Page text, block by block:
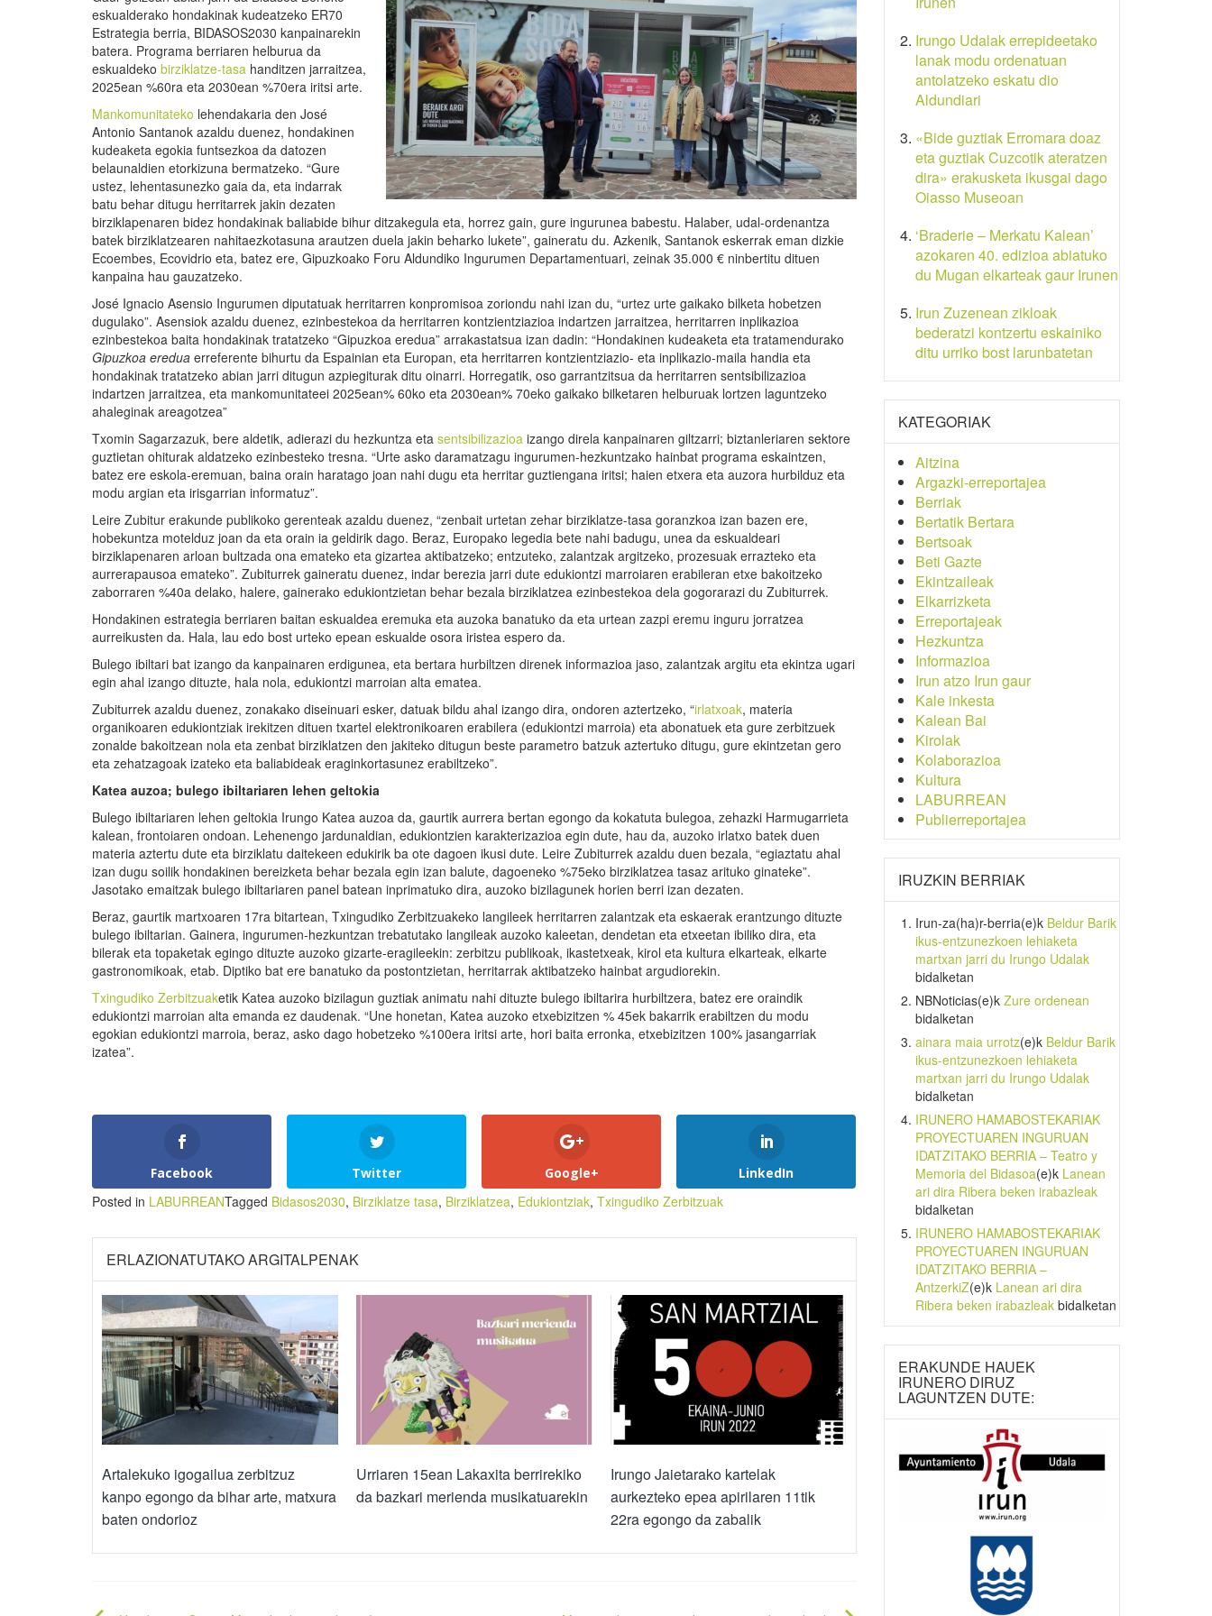
eskualderako hondakinak kudeatzeko ER70
Estrategia berria, BIDASOS2030 kanpainarekin
batera. Programa berriaren helburua da
eskualdeko birziklatze-tasa handitzen jarraitzea,
2025ean %60ra eta 2030ean %70era iritsi arte.
Mankomunitateko lehendakaria den José
Antonio Santanok azaldu duenez, hondakinen
kudeaketa egokia funtsezkoa da datozen
belaunaldien etorkizuna bermatzeko. “Gure
ustez, lehentasunezko gaia da, eta indarrak
batu behar ditugu herritarrek jakin dezaten
birziklapenaren bidez hondakinak baliabide bihur ditzakegula eta, horrez gain, gure ingurunea babestu. Halaber, udal-ordenantza
batek birziklatzearen nahitaezkotasuna arautzen duela jakin beharko lukete”, gaineratu du. Azkenik, Santanok eskerrak eman dizkie
Ecoembes, Ecovidrio eta, batez ere, Gipuzkoako Foru Aldundiko Ingurumen Departamentuari, zeinak 35.000 € ninbertitu dituen
kanpaina hau gauzatzeko.
José Ignacio Asensio Ingurumen diputatuak herritarren konpromisoa zoriondu nahi izan du, “urtez urte gaikako bilketa hobetzen
dugulako”. Asensiok azaldu duenez, ezinbestekoa da herritarren kontzientziazioa indartzen jarraitzea, herritarren inplikazioa
ezinbestekoa baita hondakinak tratatzeko “Gipuzkoa eredua” arrakastatsua izan dadin: “Hondakinen kudeaketa eta tratamendurako
Gipuzkoa eredua erreferente bihurtu da Espainian eta Europan, eta herritarren kontzientziazio- eta inplikazio-maila handia eta
hondakinak tratatzeko abian jarri ditugun azpiegiturak ditu oinarri. Horregatik, oso garrantzitsua da herritarren sentsibilizazioa
indartzen jarraitzea, eta mankomunitateei 2025ean% 60ko eta 2030ean% 70eko gaikako bilketaren helburuak lortzen laguntzeko
ahaleginak areagotzea”
Txomin Sagarzazuk, bere aldetik, adierazi du hezkuntza eta sentsibilizazioa izango direla kanpainaren giltzarri; biztanleriaren sektore
guztietan ohiturak aldatzeko ezinbesteko tresna. “Urte asko daramatzagu ingurumen-hezkuntzako hainbat programa eskaintzen,
batez ere eskola-eremuan, baina orain haratago joan nahi dugu eta herritar guztiengana iritsi; haien etxera eta auzora hurbilduz eta
modu argian eta irisgarrian informatuz”.
Leire Zubitur erakunde publikoko gerenteak azaldu duenez, “zenbait urtetan zehar birziklatze-tasa goranzkoa izan bazen ere,
hobekuntza motelduz joan da eta orain ia geldirik dago. Beraz, Europako legedia bete nahi badugu, unea da eskualdeari
birziklapenaren arloan bultzada ona emateko eta gizartea aktibatzeko; entzuteko, zalantzak argitzeko, prozesuak errazteko eta
aurrerapausoa emateko”. Zubiturrek gaineratu duenez, indar berezia jarri dute edukiontzi marroiaren erabileran etxe bakoitzeko
zaborraren %40a delako, halere, gainerako edukiontzietan behar bezala birziklatzea ezinbestekoa dela gogorarazi du Zubiturrek.
Hondakinen estrategia berriaren baitan eskualdea eremuka eta auzoka banatuko da eta urtean zazpi eremu inguru jorratzea
aurreikusten da. Hala, lau edo bost urteko epean eskualde osora iristea espero da.
Bulego ibiltari bat izango da kanpainaren erdigunea, eta bertara hurbiltzen direnek informazioa jaso, zalantzak argitu eta ekintza ugari
egin ahal izango dituzte, hala nola, edukiontzi marroian alta ematea.
Zubiturrek azaldu duenez, zonakako diseinuari esker, datuak bildu ahal izango dira, ondoren aztertzeko, “irlatxoak, materia
organikoaren edukiontziak irekitzen dituen txartel elektronikoaren erabilera (edukiontzi marroia) eta abonatuek eta gure zerbitzuek
zonalde bakoitzean nola eta zenbat birziklatzen den jakiteko ditugun beste parametro batzuk aztertuko ditugu, gure ekintzetan gero
eta zehatzagoak izateko eta baliabideak eraginkortasunez erabiltzeko”.
Katea auzoa; bulego ibiltariaren lehen geltokia
Bulego ibiltariaren lehen geltokia Irungo Katea auzoa da, gaurtik aurrera bertan egongo da kokatuta bulegoa, zehazki Harmugarrieta
kalean, frontoiaren ondoan. Lehenengo jardunaldian, edukiontzien karakterizazioa egin dute, hau da, auzoko irlatxo batek duen
materia aztertu dute eta birziklatu daitekeen edukirik ba ote dagoen ikusi dute. Leire Zubiturrek azaldu duen bezala, “egiaztatu ahal
izan dugu soilik hondakinen bereizketa behar bezala egin izan balute, dagoeneko %75eko birziklatzea tasaz arituko ginateke”.
Jasotako emaitzak bulego ibiltariaren panel batean inprimatuko dira, auzoko bizilagunek horien berri izan dezaten.
Beraz, gaurtik martxoaren 17ra bitartean, Txingudiko Zerbitzuakeko langileek herritarren zalantzak eta eskaerak erantzungo dituzte
bulego ibiltarian. Gainera, ingurumen-hezkuntzan trebatutako langileak auzoko kaleetan, dendetan eta etxeetan ibiliko dira, eta
bilerak eta topaketak egingo dituzte auzoko gizarte-eragileekin: zerbitzu publikoak, ikastetxeak, kirol eta kultura elkarteak, elkarte
gastronomikoak, etab. Diptiko bat ere banatuko da postontzietan, herritarrak aktibatzeko hainbat argudiorekin.
Txingudiko Zerbitzuaketik Katea auzoko bizilagun guztiak animatu nahi dituzte bulego ibiltarira hurbiltzera, batez ere oraindik
edukiontzi marroian alta emanda ez daudenak. “Une honetan, Katea auzoko etxebizitzen % 45ek bakarrik erabiltzen du modu
egokian edukiontzi marroia, beraz, asko dago hobetzeko %100era iritsi arte, hori baita erronka, etxebizitzen 100% jasangarriak
izatea”.
Facebook Twitter Google+ LinkedIn
Posted in LABURREANTagged Bidasos2030, Birziklatze tasa, Birziklatzea, Edukiontziak, Txingudiko Zerbitzuak
ERLAZIONATUTAKO ARGITALPENAK
Artalekuko igogailua zerbitzuz
kanpo egongo da bihar arte, matxura
baten ondorioz
Urriaren 15ean Lakaxita berrirekiko
da bazkari merienda musikatuarekin
Irungo Jaietarako kartelak
aurkezteko epea apirilaren 11tik
22ra egongo da zabalik
Irungo Udalak errepideetako
lanak modu ordenatuan
antolatzeko eskatu dio
Aldundiari
«Bide guztiak Erromara doaz
eta guztiak Cuzcotik ateratzen
dira» erakusketa ikusgai dago
Oiasso Museoan
‘Braderie – Merkatu Kalean’
azokaren 40. edizioa abiatuko
du Mugan elkarteak gaur Irunen
Irun Zuzenean zikloak
bederatzi kontzertu eskainiko
ditu urriko bost larunbatetan
KATEGORIAK
Aitzina
Argazki-erreportajea
Berriak
Bertatik Bertara
Bertsoak
Beti Gazte
Ekintzaileak
Elkarrizketa
Erreportajeak
Hezkuntza
Informazioa
Irun atzo Irun gaur
Kale inkesta
Kalean Bai
Kirolak
Kolaborazioa
Kultura
LABURREAN
Publierreportajea
IRUZKIN BERRIAK
Irun-za(ha)r-berria(e)k Beldur Barik
ikus-entzunezkoen lehiaketa
martxan jarri du Irungo Udalak
bidalketan
NBNoticias(e)k Zure ordenean
bidalketan
ainara maia urrotz(e)k Beldur Barik
ikus-entzunezkoen lehiaketa
martxan jarri du Irungo Udalak
bidalketan
IRUNERO HAMABOSTEKARIAK
PROYECTUAREN INGURUAN
IDATZITAKO BERRIA – Teatro y
Memoria del Bidasoa(e)k Lanean
ari dira Ribera beken irabazleak
bidalketan
IRUNERO HAMABOSTEKARIAK
PROYECTUAREN INGURUAN
IDATZITAKO BERRIA –
AntzerkiZ(e)k Lanean ari dira
Ribera beken irabazleakbidalketan
ERAKUNDE HAUEK
IRUNERO DIRUZ
LAGUNTZEN DUTE: